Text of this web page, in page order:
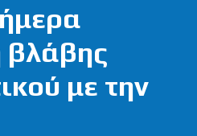
βλάβης
με την